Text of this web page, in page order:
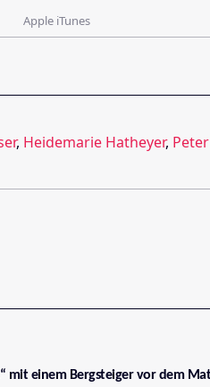
Apple iTunes
, Heidemarie Hatheyer,
mit einem Bergsteiger vor dem